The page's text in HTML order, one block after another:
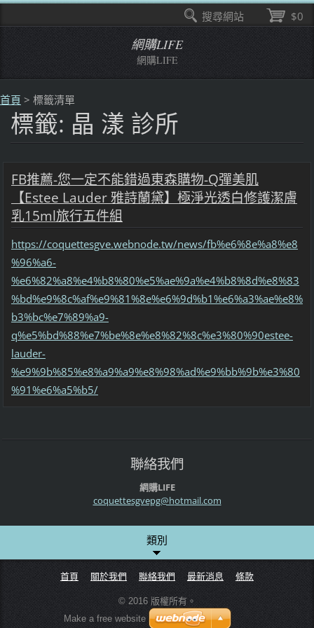
網購LIFE
網購LIFE
首頁 > 標籤清單
標籤: 晶 漾 診所
FB推薦-您一定不能錯過東森購物-Q彈美肌
【Estee Lauder 雅詩蘭黛】極淨光透白修護潔膚
乳15ml旅行五件組
https://coquettesgve.webnode.tw/news/fb%e6%8e%a8%e8
%96%a6-
%e6%82%a8%e4%b8%80%e5%ae%9a%e4%b8%8d%e8%83
%bd%e9%8c%af%e9%81%8e%e6%9d%b1%e6%a3%ae%e8%
b3%bc%e7%89%a9-
q%e5%bd%88%e7%be%8e%e8%82%8c%e3%80%90estee-
lauder-
%e9%9b%85%e8%a9%a9%e8%98%ad%e9%bb%9b%e3%80
%91%e6%a5%b5/
聯絡我們
網購LIFE
coquettesgvepg@hotmail.com
類別
首頁 關於我們 聯絡我們 最新消息 條款
© 2016 版權所有。
Make a free website
$0
搜尋網站